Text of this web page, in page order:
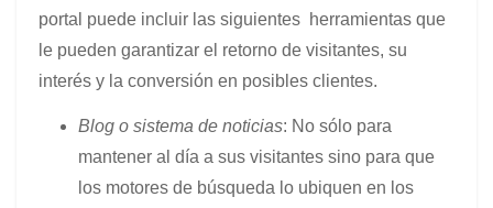
portal puede incluir las siguientes herramientas que
le pueden garantizar el retorno de visitantes, su
interés y la conversión en posibles clientes.
Blog o sistema de noticias: No sólo para
mantener al día a sus visitantes sino para que
los motores de búsqueda lo ubiquen en los